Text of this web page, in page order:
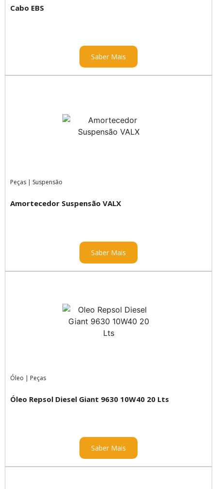
Cabo EBS
Saber Mais
Peças | Suspensão
Amortecedor Suspensão VALX
Saber Mais
Óleo | Peças
Óleo Repsol Diesel Giant 9630 10W40 20 Lts
Saber Mais